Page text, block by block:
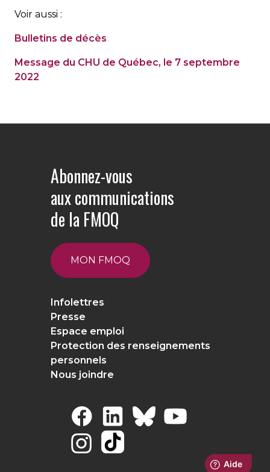
Voir aussi :
Bulletins de décès
Message du CHU de Québec, le 7 septembre
2022
Abonnez-vous
aux communications
de la FMOQ
MON FMOQ
Infolettres
Presse
Espace emploi
Protection des renseignements
personnels
Nous joindre